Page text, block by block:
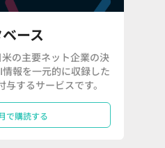
ース
米の主要ネット企業の決
報を一元的に収録した
するサービスです。
で購読する